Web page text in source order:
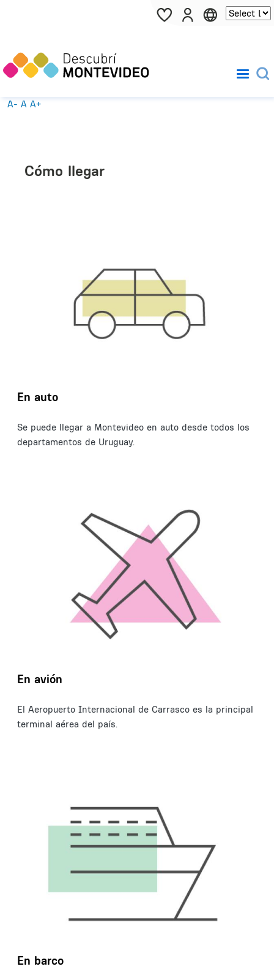
Pasar al contenido principal
A- A A+
Cómo llegar
En auto
Se puede llegar a Montevideo en auto desde todos los
departamentos de Uruguay.
En avión
El Aeropuerto Internacional de Carrasco es la principal
terminal aérea del país.
En barco